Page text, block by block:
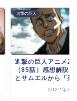
進撃の巨人
進撃の巨人アニメ26
（85話）感想解説！
とサムエルから「死
2022年3